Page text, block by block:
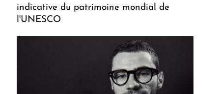
indicative du patrimoine mondial de
l'UNESCO